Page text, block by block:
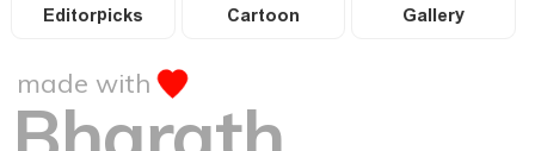
Editorpicks Cartoon Gallery
made with